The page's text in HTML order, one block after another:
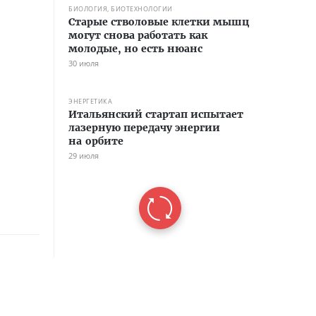
БИОЛОГИЯ, БИОТЕХНОЛОГИИ
Старые стволовые клетки мышц
могут снова работать как
молодые, но есть нюанс
30 июля
ЭНЕРГЕТИКА
Итальянский стартап испытает
лазерную передачу энергии
на орбите
29 июля